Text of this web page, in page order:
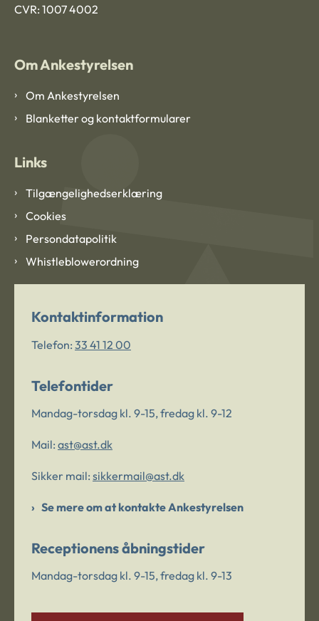
CVR: 1007 4002
Om Ankestyrelsen
Om Ankestyrelsen
Blanketter og kontaktformularer
Links
Tilgængelighedserklæring
Cookies
Persondatapolitik
Whistleblowerordning
Kontaktinformation
Telefon: 33 41 12 00
Telefontider
Mandag-torsdag kl. 9-15, fredag kl. 9-12
Mail: ast@ast.dk
Sikker mail: sikkermail@ast.dk
Se mere om at kontakte Ankestyrelsen
Receptionens åbningstider
Mandag-torsdag kl. 9-15, fredag kl. 9-13